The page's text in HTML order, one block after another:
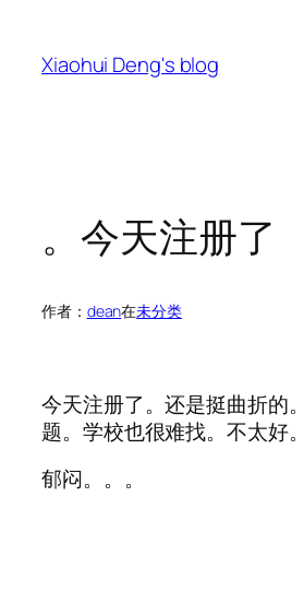
Xiaohui Deng's blog
。今天注册了
作者： dean在未分类
今天注册了。还是挺曲折的
题。学校也很难找。不太好。
郁闷。。。